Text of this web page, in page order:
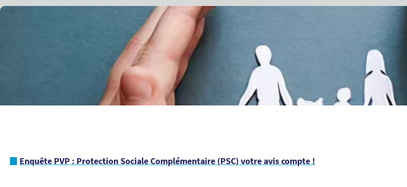
Enquête PVP : Protection Sociale Complémentaire (PSC) votre avis compte !